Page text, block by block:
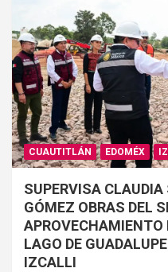
CUAUTITLÁN EDOMÉX
SUPERVISA
GÓMEZ OBRAS DEL
APROVECHAMIENTO
LAGO DE
IZCALLI